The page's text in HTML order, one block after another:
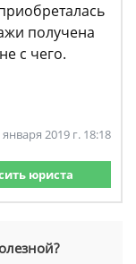
получена
с чего.
января 2019 г. 18:18
юриста